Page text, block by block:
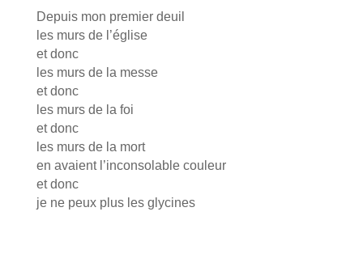
Depuis mon premier deuil
les murs de l’église
et donc
les murs de la messe
et donc
les murs de la foi
et donc
les murs de la mort
en avaient l’inconsolable couleur
et donc
je ne peux plus les glycines